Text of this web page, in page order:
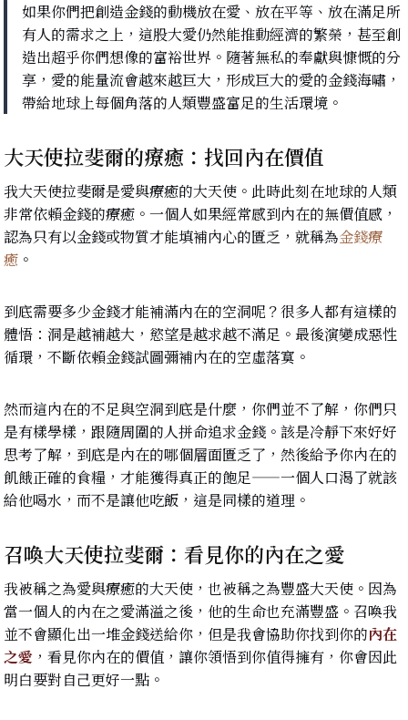
如果你們把創造金錢的動機放在愛、放在平等、放在滿足所
有人的需求之上，這股大愛仍然能推動經濟的繁榮，甚至創
造出超乎你們想像的富裕世界。隨著無私的奉獻與慷慨的分
享，愛的能量流會越來越巨大，形成巨大的愛的金錢海嘯，
帶給地球上每個角落的人類豐盛富足的生活環境。
大天使拉斐爾的療癒：找回內在價值
我大天使拉斐爾是愛與療癒的大天使。此時此刻在地球的人類
非常依賴金錢的療癒。一個人如果經常感到內在的無價值感，
認為只有以金錢或物質才能填補內心的匱乏，就稱為金錢療
癒 。
到底需要多少金錢才能補滿內在的空洞呢？很多人都有這樣的
體悟：洞是越補越大，慾望是越求越不滿足。最後演變成惡性
循環，不斷依賴金錢試圖彌補內在的空虛落寞。
然而這內在的不足與空洞到底是什麼，你們並不了解，你們只
是有樣學樣，跟隨周圍的人拼命追求金錢。該是冷靜下來好好
思考了解，到底是內在的哪個層面匱乏了，然後給予你內在的
飢餓正確的食糧，才能獲得真正的飽足——一個人口渴了就該
給他喝水，而不是讓他吃飯，這是同樣的道理。
召喚大天使拉斐爾：看見你的內在之愛
我被稱之為愛與療癒的大天使，也被稱之為豐盛大天使。因為
當一個人的內在之愛滿溢之後，他的生命也充滿豐盛。召喚我
並不會顯化出一堆金錢送給你，但是我會協助你找到你的內在
之愛 ，看見你內在的價值，讓你領悟到你值得擁有，你會因此
明白要對自己更好一點。